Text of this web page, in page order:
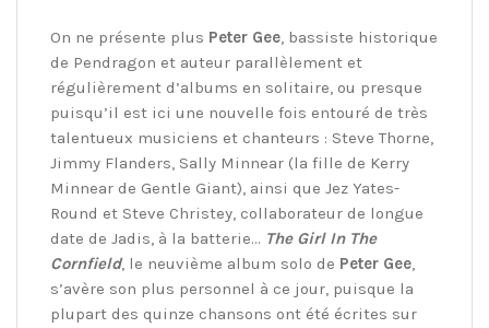
On ne présente plus Peter Gee, bassiste historique
de Pendragon et auteur parallèlement et
régulièrement d’albums en solitaire, ou presque
puisqu’il est ici une nouvelle fois entouré de très
talentueux musiciens et chanteurs : Steve Thorne,
Jimmy Flanders, Sally Minnear (la fille de Kerry
Minnear de Gentle Giant), ainsi que Jez Yates-
Round et Steve Christey, collaborateur de longue
date de Jadis, à la batterie… The Girl In The
Cornfield, le neuvième album solo de Peter Gee,
s’avère son plus personnel à ce jour, puisque la
plupart des quinze chansons ont été écrites sur